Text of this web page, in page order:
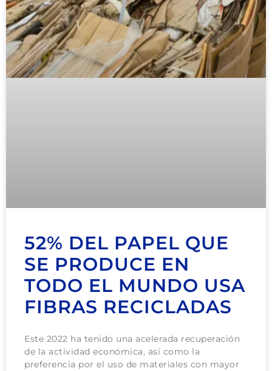
52% DEL PAPEL QUE
SE PRODUCE EN
TODO EL MUNDO USA
FIBRAS RECICLADAS
Este 2022 ha tenido una acelerada recuperación
de la actividad económica, así como la
preferencia por el uso de materiales con mayor